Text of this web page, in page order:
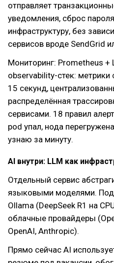
отправляет
уведомления, сброс
инфраструктуру, без
сервисов вроде SendGrid
Мониторинг: Prometheus
observability-стек:
15 секунд,
распределённая
сервисами. 18 правил
pod упал, нода
узнаю за минуту.
AI внутри: LLM как
Отдельный сервис
языковыми моделями.
Ollama (DeepSeek R1 на
облачные провайдеры
OpenAI, Anthropic).
Прямо сейчас AI